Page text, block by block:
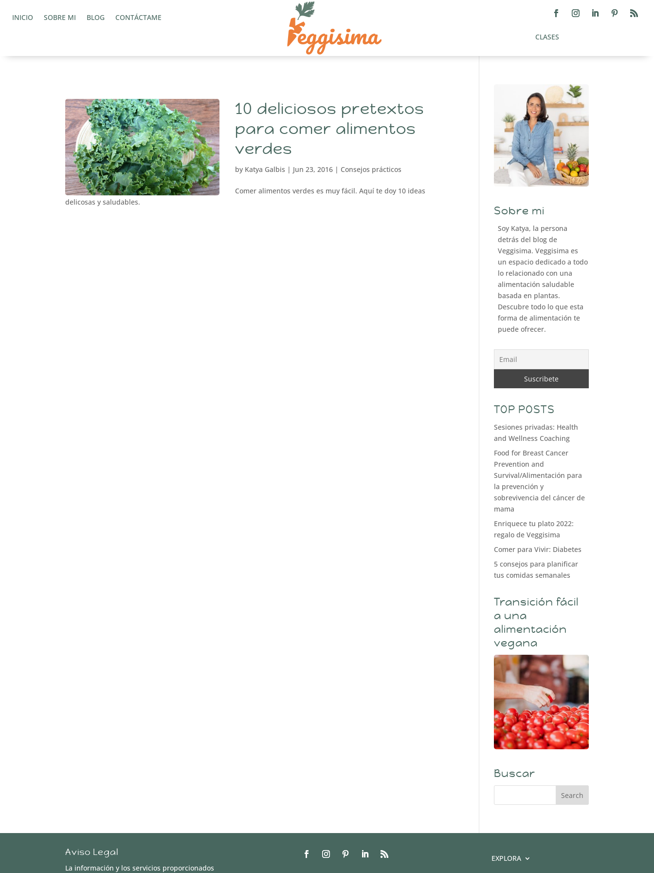
INICIO SOBRE MI BLOG CONTÁCTAME
CLASES
10 deliciosos pretextos
para comer alimentos
verdes
by Katya Galbis | Jun 23, 2016| Consejos prácticos
Comer alimentos verdes es muy fácil. Aquí te doy 10 ideas
delicosas y saludables.
Sobre mi
Soy Katya, la persona
detrás del blog de
Veggisima. Veggisima es
un espacio dedicado a todo
lo relacionado con una
alimentación saludable
basada en plantas.
Descubre todo lo que esta
forma de alimentación te
puede ofrecer.
TOP POSTS
Sesiones privadas: Health
and Wellness Coaching
Food for Breast Cancer
Prevention and
Survival/Alimentación para
la prevención y
sobrevivencia del cáncer de
mama
Enriquece tu plato 2022:
regalo de Veggisima
Comer para Vivir: Diabetes
5 consejos para planificar
tus comidas semanales
Transición fácil
a una
alimentación
vegana
Buscar
Aviso Legal
La información y los servicios proporcionados
EXPLORA